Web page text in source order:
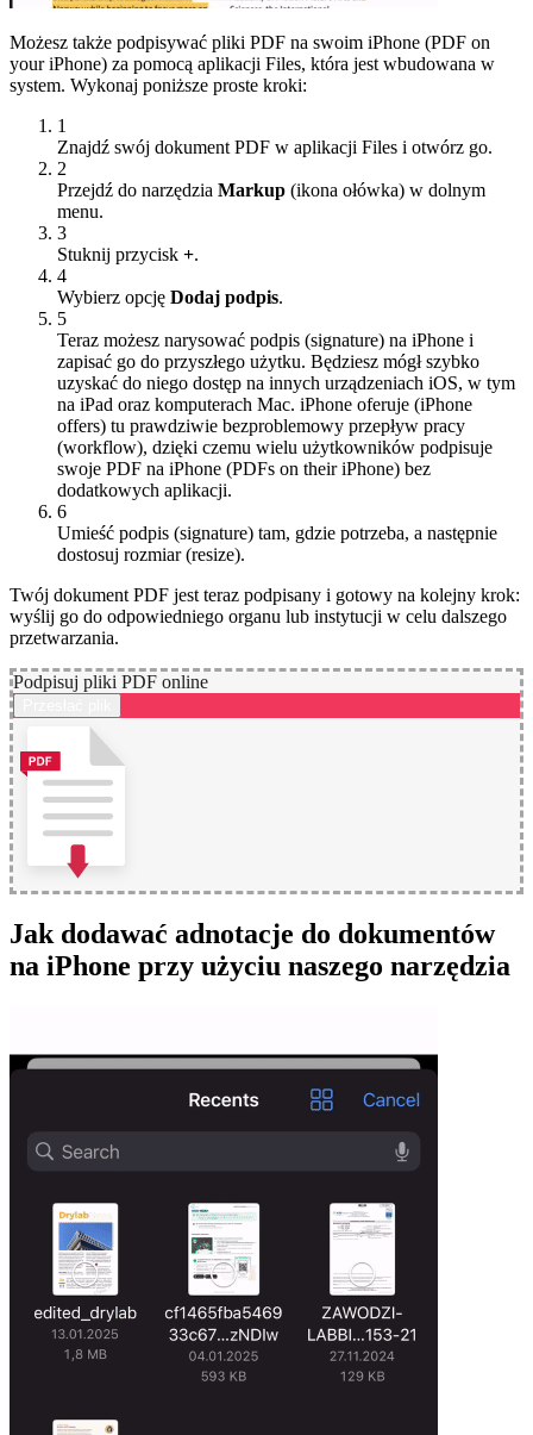
Możesz także podpisywać pliki PDF na swoim iPhone (PDF on
your iPhone) za pomocą aplikacji Files, która jest wbudowana w
system. Wykonaj poniższe proste kroki:
1
Znajdź swój dokument PDF w aplikacji Files i otwórz go.
2
Przejdź do narzędzia Markup (ikona ołówka) w dolnym
menu.
3
Stuknij przycisk +.
4
Wybierz opcję Dodaj podpis.
5
Teraz możesz narysować podpis (signature) na iPhone i
zapisać go do przyszłego użytku. Będziesz mógł szybko
uzyskać do niego dostęp na innych urządzeniach iOS, w tym
na iPad oraz komputerach Mac. iPhone oferuje (iPhone
offers) tu prawdziwie bezproblemowy przepływ pracy
(workflow), dzięki czemu wielu użytkowników podpisuje
swoje PDF na iPhone (PDFs on their iPhone) bez
dodatkowych aplikacji.
6
Umieść podpis (signature) tam, gdzie potrzeba, a następnie
dostosuj rozmiar (resize).
Twój dokument PDF jest teraz podpisany i gotowy na kolejny krok:
wyślij go do odpowiedniego organu lub instytucji w celu dalszego
przetwarzania.
Podpisuj pliki PDF online
Jak dodawać adnotacje do dokumentów
na iPhone przy użyciu naszego narzędzia